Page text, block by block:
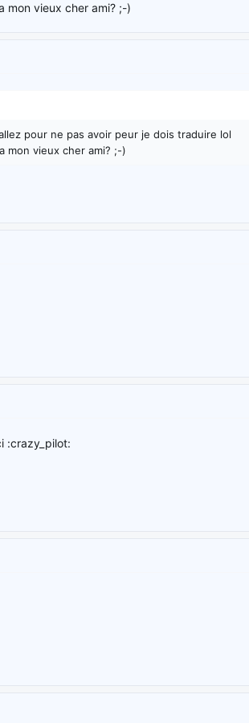
mon vieux cher ami? ;-)
pour ne pas avoir peur je dois traduire lol
mon vieux cher ami? ;-)
:crazy_pilot: